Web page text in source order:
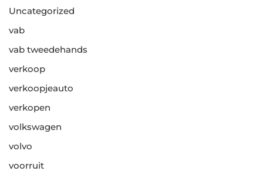
Uncategorized
vab
vab tweedehands
verkoop
verkoopjeauto
verkopen
volkswagen
volvo
voorruit